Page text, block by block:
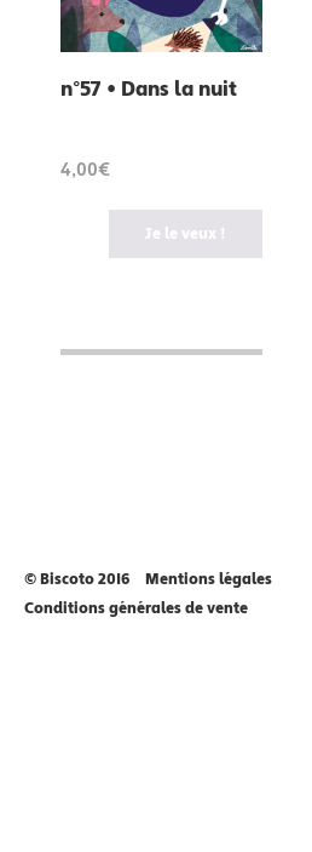
n°57 • Dans la nuit
4,00€
Je le veux !
© Biscoto 2016
Mentions légales
Conditions générales de vente